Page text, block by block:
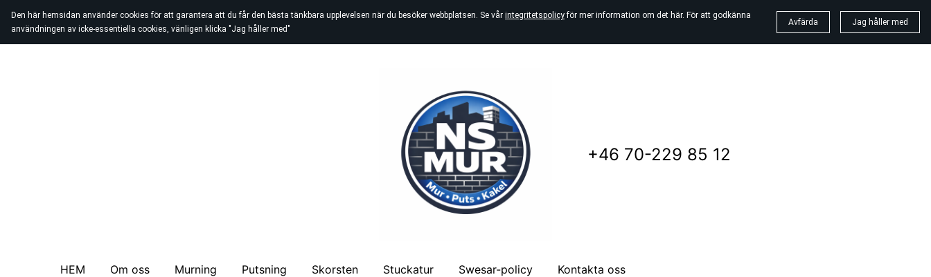
Den här hemsidan använder cookies för att garantera att du får den bästa tänkbara upplevelsen när du besöker webbplatsen. Se vår integritetspolicyför mer information om det här. För att godkänna
användningen av icke-essentiella cookies, vänligen klicka "Jag håller med"
Avfärda Jag håller med
HEM Om oss Murning Putsning Skorsten Stuckatur Swesar-policy Kontakta oss
+46 70-229 85 12